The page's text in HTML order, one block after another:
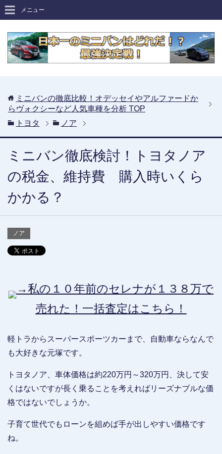
メニュー
ミニバンの徹底比較！オデッセイやアルファードか
らヴォクシーなど人気車種を分析 TOP
トヨタ
ノア
ミニバン徹底検討！トヨタノア
の税金、維持費 購入時いくら
かかる？
ノア
→私の１０年前のセレナが１３８万で
売れた！一括査定はこちら！
軽トラからスーパースポーツカーまで、自動車ならなんで
も大好きな元塚です。
トヨタノア、車体価格は約220万円～320万円、決して安
くはないですが長く乗ることを考えればリーズナブルな価
格ではないでしょうか。
子育て世代でもローンを組めば手が出しやすい価格です
ね。